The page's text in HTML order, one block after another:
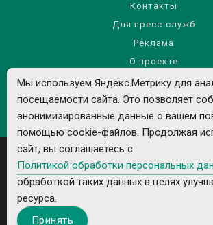
Контакты
Для пресс-служб
Реклама
О проекте
Правила использования
Политика обработки
Все рекламируемые товары и услуги имеют
Мы используем Яндекс.Метрику для
посещаемости сайта. Это позволяет
анонимизированные данные о вашем
помощью cookie-файлов. Продолжая
сайт, вы соглашаетесь с
Политикой обработки персональных
обработкой таких данных в целях
ресурса.
Принять